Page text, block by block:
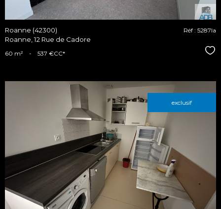
Roanne (42300)
Roanne, 12 Rue de Cadore
Réf : 5287la
60 m² - 537 €CC*
exclusif
voir le
bien